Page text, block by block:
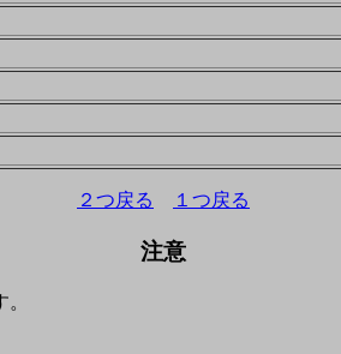
２つ戻る １つ戻る
注意